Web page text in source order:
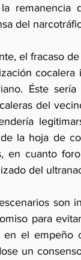
remanencia
del
el fracaso
cocalera
Éste
del
la hoja de
en cuanto
del
son
para
en el empeño
un